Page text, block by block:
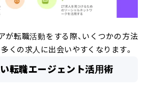
が転職活動をする際、いくつかの方法
くの求人に出会いやすくなります。
転職エージェント活用術